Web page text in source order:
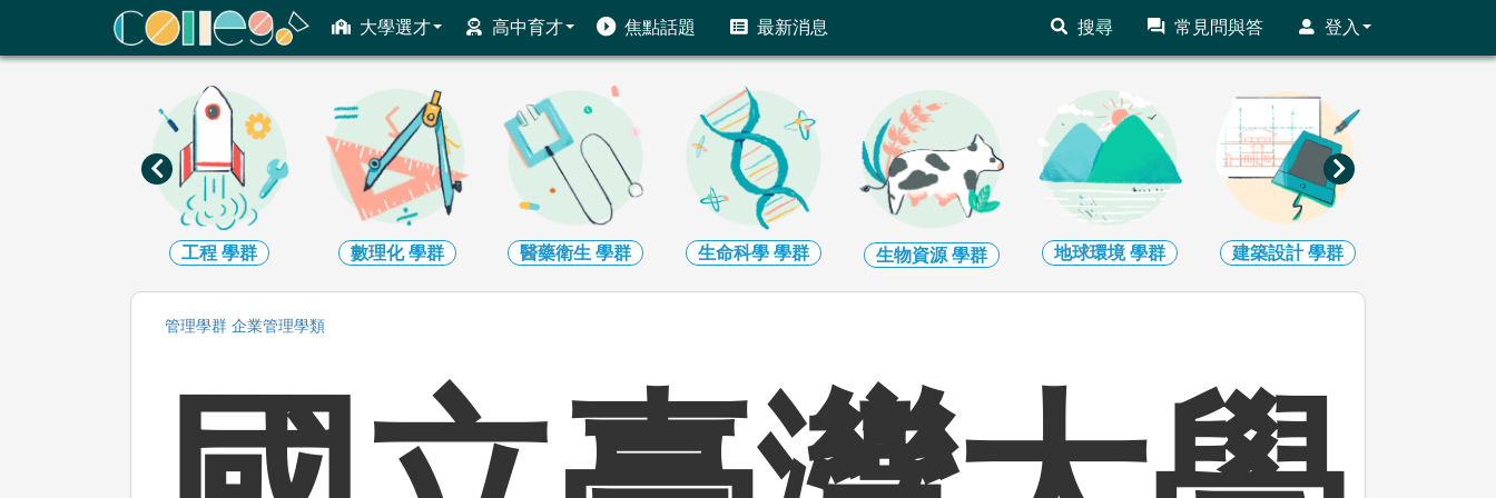
大學選才 高中育才 焦點話題 最新消息 搜尋 常見問與答 登入
ColleGo! 大學選才與高中育才輔助系統
工程 學群 數理化學群 醫藥衛生 學群 生命科學 學群 生物資源學群 地球環境學群 建築設計學群
管理學群 企業管理學類